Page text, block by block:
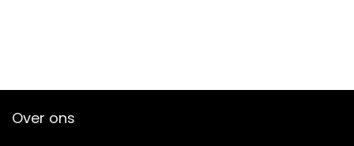
Over ons